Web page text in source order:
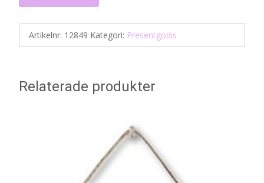
Artikelnr: 12849 Kategori: Presentgodis
Relaterade produkter